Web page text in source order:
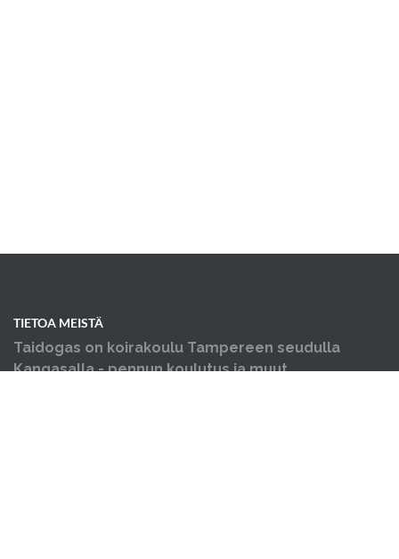
TIETOA MEISTÄ
Taidogas on koirakoulu Tampereen seudulla
Kangasalla - pennun koulutus ja muut